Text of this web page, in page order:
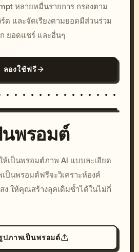
หลายหมื่นรายการ กรองตาม
ร์ด และจัดเรียงตามยอดมีส่วนร่วม
ยอดแชร์ และอื่นๆ
ลองใช้ฟรี
c, cyberpunk sunset, neon
colors, 8k --v 6.0
พรอมต์
ห้เป็นพรอมต์ภาพ AI แบบละเอียด
ป็นพรอมต์ฟรีจะวิเคราะห์องค์
ง ให้คุณสร้างลุคเดิมซ้ำได้ในไม่กี่
ปภาพเป็นพรอมต์